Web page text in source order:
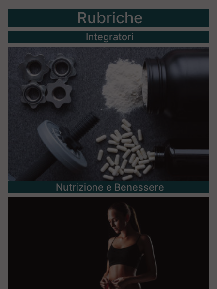
Rubriche
Integratori
Nutrizione e Benessere